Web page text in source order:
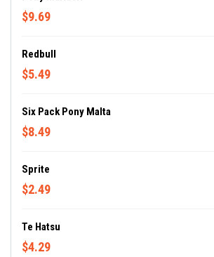
$9.69
Redbull
$5.49
Six Pack Pony Malta
$8.49
Sprite
$2.49
Te Hatsu
$4.29